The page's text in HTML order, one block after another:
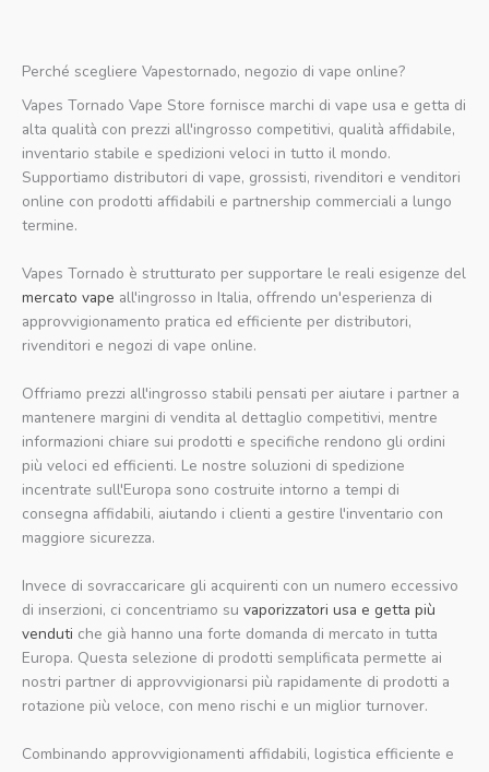
Perché scegliere Vapestornado, negozio di vape online?
Vapes Tornado Vape Store fornisce marchi di vape usa e getta di
alta qualità con prezzi all'ingrosso competitivi, qualità affidabile,
inventario stabile e spedizioni veloci in tutto il mondo.
Supportiamo distributori di vape, grossisti, rivenditori e venditori
online con prodotti affidabili e partnership commerciali a lungo
termine.
Vapes Tornado è strutturato per supportare le reali esigenze del
mercato vape all'ingrosso in Italia, offrendo un'esperienza di
approvvigionamento pratica ed efficiente per distributori,
rivenditori e negozi di vape online.
Offriamo prezzi all'ingrosso stabili pensati per aiutare i partner a
mantenere margini di vendita al dettaglio competitivi, mentre
informazioni chiare sui prodotti e specifiche rendono gli ordini
più veloci ed efficienti. Le nostre soluzioni di spedizione
incentrate sull'Europa sono costruite intorno a tempi di
consegna affidabili, aiutando i clienti a gestire l'inventario con
maggiore sicurezza.
Invece di sovraccaricare gli acquirenti con un numero eccessivo
di inserzioni, ci concentriamo su vaporizzatori usa e getta più
venduti che già hanno una forte domanda di mercato in tutta
Europa. Questa selezione di prodotti semplificata permette ai
nostri partner di approvvigionarsi più rapidamente di prodotti a
rotazione più veloce, con meno rischi e un miglior turnover.
Combinando approvvigionamenti affidabili, logistica efficiente e